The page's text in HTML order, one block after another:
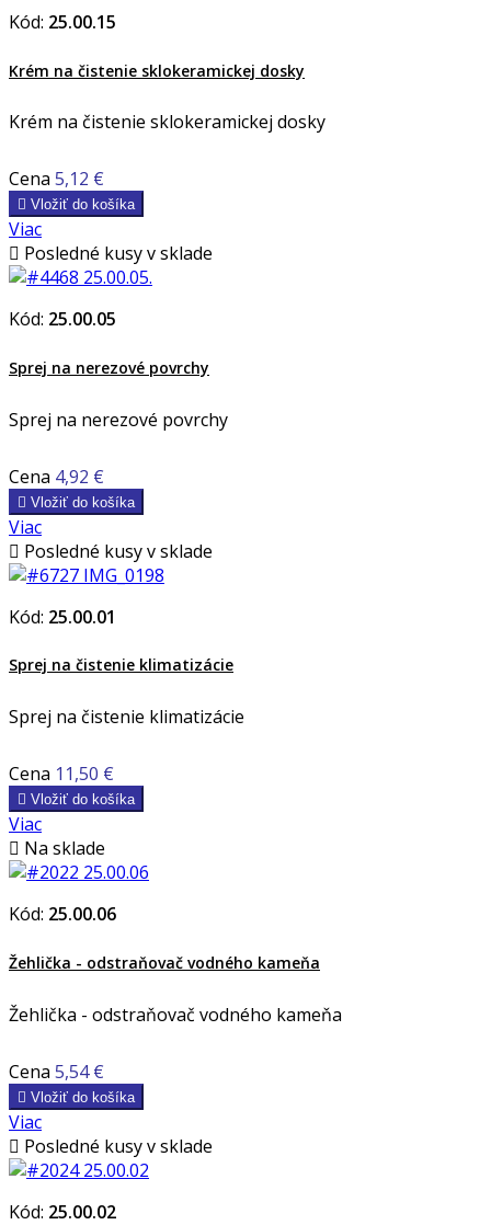
Kód: 25.00.15
Krém na čistenie sklokeramickej dosky
Krém na čistenie sklokeramickej dosky
Cena 5,12 €
 Vložiť do košíka
Viac
 Posledné kusy v sklade
Kód: 25.00.05
Sprej na nerezové povrchy
Sprej na nerezové povrchy
Cena 4,92 €
 Vložiť do košíka
Viac
 Posledné kusy v sklade
Kód: 25.00.01
Sprej na čistenie klimatizácie
Sprej na čistenie klimatizácie
Cena 11,50 €
 Vložiť do košíka
Viac
 Na sklade
Kód: 25.00.06
Žehlička - odstraňovač vodného kameňa
Žehlička - odstraňovač vodného kameňa
Cena 5,54 €
 Vložiť do košíka
Viac
 Posledné kusy v sklade
Kód: 25.00.02